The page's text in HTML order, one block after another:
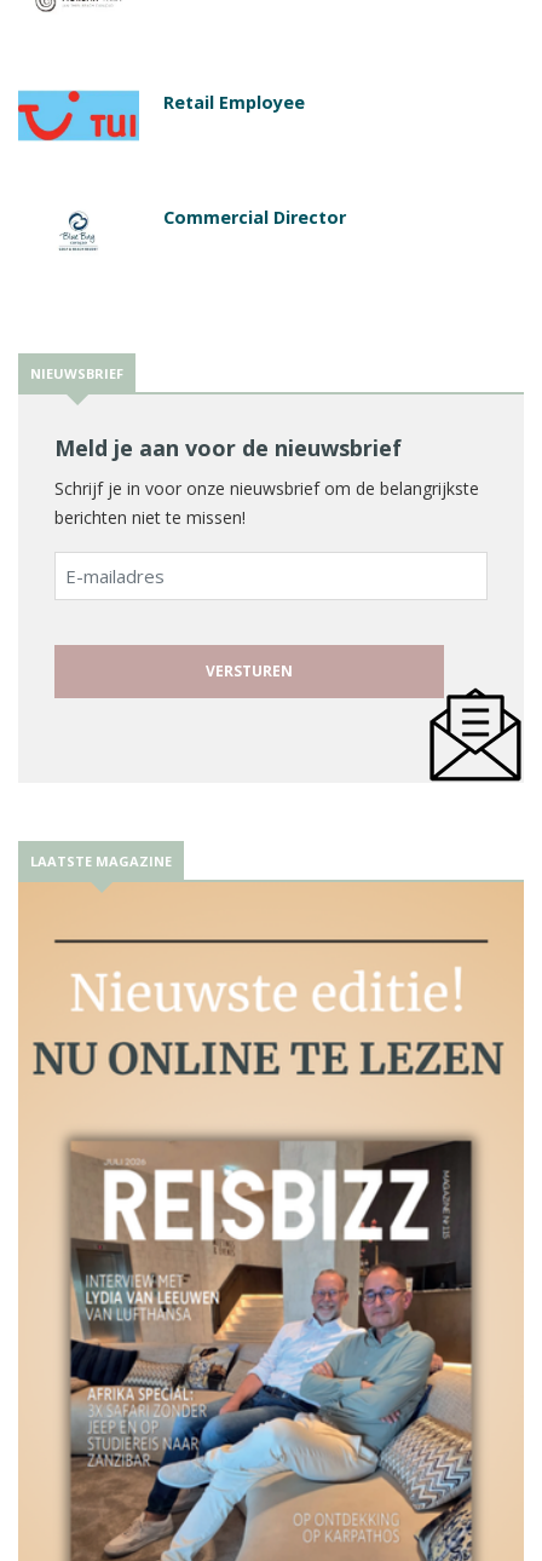
Retail Employee
Commercial Director
NIEUWSBRIEF
Meld je aan voor de nieuwsbrief
Schrijf je in voor onze nieuwsbrief om de belangrijkste
berichten niet te missen!
E-
mailadres
LAATSTE MAGAZINE